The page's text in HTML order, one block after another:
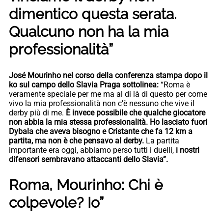
dimentico questa serata.
Qualcuno non ha la mia
professionalità”
José Mourinho nel corso della conferenza stampa dopo il
ko sul campo dello Slavia Praga sottolinea: “Roma è
veramente speciale per me ma al di là di questo per come
vivo la mia professionalità non c’è nessuno che vive il
derby più di me. È invece possibile che qualche giocatore
non abbia la mia stessa professionalità. Ho lasciato fuori
Dybala che aveva bisogno e Cristante che fa 12 km a
partita, ma non è che pensavo al derby. La partita
importante era oggi, abbiamo perso tutti i duelli, i nostri
difensori sembravano attaccanti dello Slavia”.
Roma, Mourinho: Chi è
colpevole? Io”